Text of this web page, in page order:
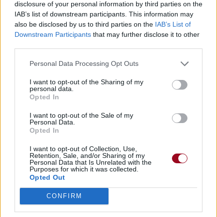
disclosure of your personal information by third parties on the
IAB’s list of downstream participants. This information may
also be disclosed by us to third parties on the IAB’s List of
Downstream Participants that may further disclose it to other
Personal Data Processing Opt Outs
I want to opt-out of the Sharing of my
personal data.
Opted In
I want to opt-out of the Sale of my
Personal Data.
Opted In
I want to opt-out of Collection, Use,
Retention, Sale, and/or Sharing of my
Personal Data that Is Unrelated with the
Purposes for which it was collected.
Opted Out
CONFIRM